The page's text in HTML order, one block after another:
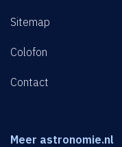
Sitemap
Colofon
Contact
Meer astronomie.nl